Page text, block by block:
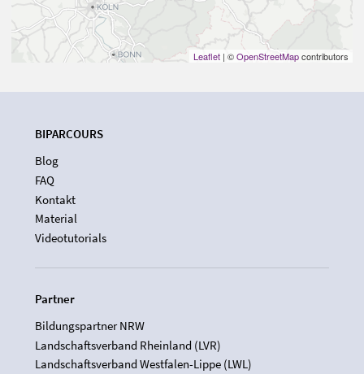
Leaflet | ©OpenStreetMapcontributors
BIPARCOURS
Blog
FAQ
Kontakt
Material
Videotutorials
Partner
Bildungspartner NRW
Landschaftsverband Rheinland (LVR)
Landschaftsverband Westfalen-Lippe (LWL)